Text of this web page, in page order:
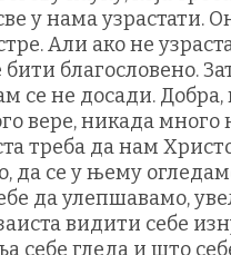
у нама
Али ако не
благословено.
се не досади.
вере, никада
треба да нам
да се у њему
да улепшавамо,
видити себе
себе гледа и што